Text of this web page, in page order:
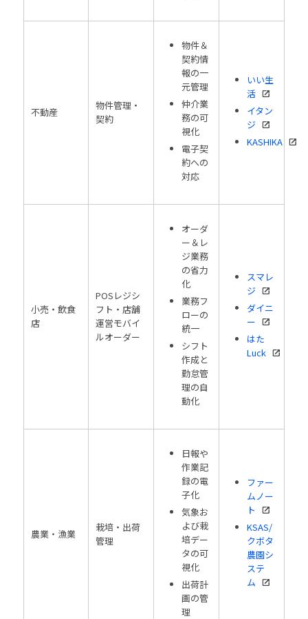
不動産
物件管理・
契約
物件＆
契約情
報の一
元管理
仲介業
務の可
視化
電子契
約への
対応
いい生
活
イタン
ジ
KASHIKA
小売・飲食
店
POSレジシ
フト・店舗
運営モバイ
ルオーダー
オーダ
ー＆レ
ジ業務
の省力
化
業務フ
ローの
統一
シフト
作成と
勤怠管
理の自
動化
スマレ
ジ
ダイニ
ー
はた
Luck
農業・漁業
栽培・出荷
管理
日報や
作業記
録の電
子化
気象お
よび栽
培デー
タの可
視化
出荷計
画の管
理
ファー
ムノー
ト
KSAS/
クボタ
農園シ
ステ
ム